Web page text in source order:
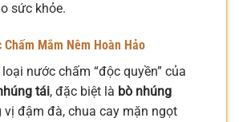
sức khỏe.
Chấm Mắm Nêm Hoàn Hảo
nước chấm “độc quyền” của
tái, đặc biệt là bò nhúng
vị đậm đà, chua cay mặn ngọt